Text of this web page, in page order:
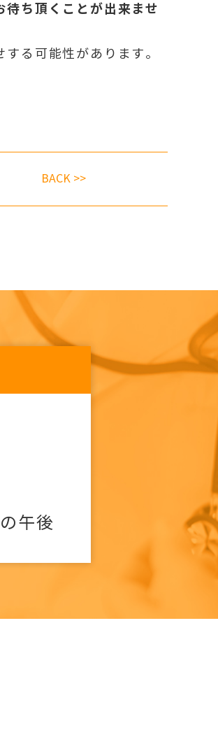
ち頂くことが出来ませ
る可能性があります。
BACK >>
午後